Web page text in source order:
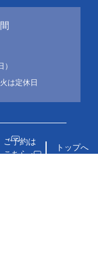
）
は定休日
トップへ